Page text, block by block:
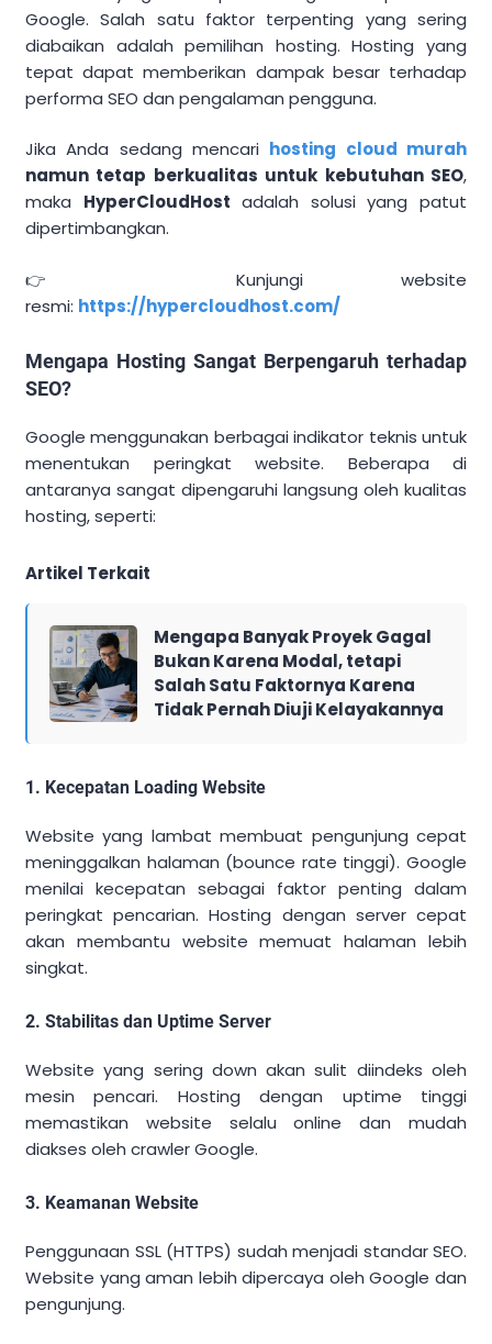
Google. Salah satu faktor terpenting yang sering
diabaikan adalah pemilihan hosting. Hosting yang
tepat dapat memberikan dampak besar terhadap
performa SEO dan pengalaman pengguna.
Jika Anda sedang mencari hosting cloud murah
namun tetap berkualitas untuk kebutuhan SEO,
maka HyperCloudHost adalah solusi yang patut
dipertimbangkan.
👉 Kunjungi website
resmi: https://hypercloudhost.com/
Mengapa Hosting Sangat Berpengaruh terhadap
SEO?
Google menggunakan berbagai indikator teknis untuk
menentukan peringkat website. Beberapa di
antaranya sangat dipengaruhi langsung oleh kualitas
hosting, seperti:
Artikel Terkait
Mengapa Banyak Proyek Gagal
Bukan Karena Modal, tetapi
Salah Satu Faktornya Karena
Tidak Pernah Diuji Kelayakannya
1. Kecepatan Loading Website
Website yang lambat membuat pengunjung cepat
meninggalkan halaman (bounce rate tinggi). Google
menilai kecepatan sebagai faktor penting dalam
peringkat pencarian. Hosting dengan server cepat
akan membantu website memuat halaman lebih
singkat.
2. Stabilitas dan Uptime Server
Website yang sering down akan sulit diindeks oleh
mesin pencari. Hosting dengan uptime tinggi
memastikan website selalu online dan mudah
diakses oleh crawler Google.
3. Keamanan Website
Penggunaan SSL (HTTPS) sudah menjadi standar SEO.
Website yang aman lebih dipercaya oleh Google dan
pengunjung.